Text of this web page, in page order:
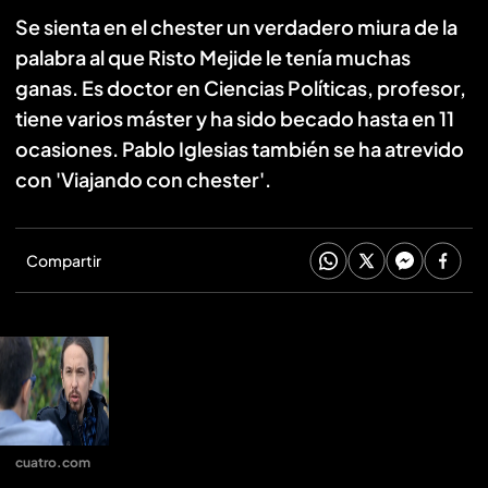
Se sienta en el chester un verdadero miura de la
palabra al que Risto Mejide le tenía muchas
ganas. Es doctor en Ciencias Políticas, profesor,
tiene varios máster y ha sido becado hasta en 11
ocasiones. Pablo Iglesias también se ha atrevido
con 'Viajando con chester'.
Compartir
cuatro.com